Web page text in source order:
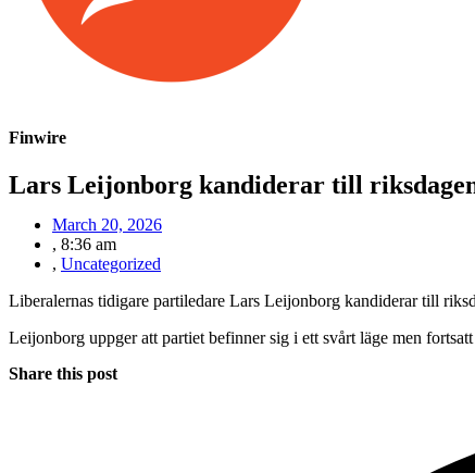
Finwire
Lars Leijonborg kandiderar till
March 20, 2026
, 8:36 am
, Uncategorized
Liberalernas tidigare partiledare Lars Leijonborg kandiderar till
Leijonborg uppger att partiet befinner sig i ett svårt läge men
Share this post